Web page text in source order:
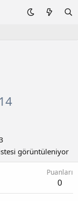
görüntüleniyor
Puanları
0